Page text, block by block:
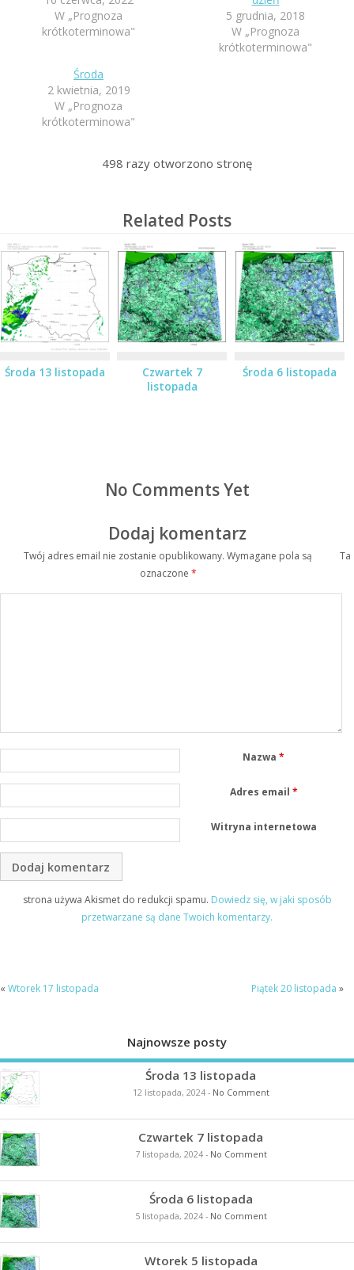
W „Prognoza
krótkoterminowa"
5 grudnia, 2018
W „Prognoza
krótkoterminowa"
Środa
2 kwietnia, 2019
W „Prognoza
krótkoterminowa"
498 razy otworzono stronę
Related Posts
Środa 13 listopada
Czwartek 7
listopada
Środa 6 listopada
No Comments Yet
Dodaj komentarz
Twój adres email nie zostanie opublikowany. Wymagane pola są
oznaczone *
Nazwa*
Adres email *
Witryna internetowa
Ta
strona używa Akismet do redukcji spamu. Dowiedz się, w jaki sposób
przetwarzane są dane Twoich komentarzy.
« Wtorek 17 listopada Piątek 20 listopada »
Najnowsze posty
Środa 13 listopada
12 listopada, 2024- No Comment
Czwartek 7 listopada
7 listopada, 2024- No Comment
Środa 6 listopada
5 listopada, 2024- No Comment
Wtorek 5 listopada